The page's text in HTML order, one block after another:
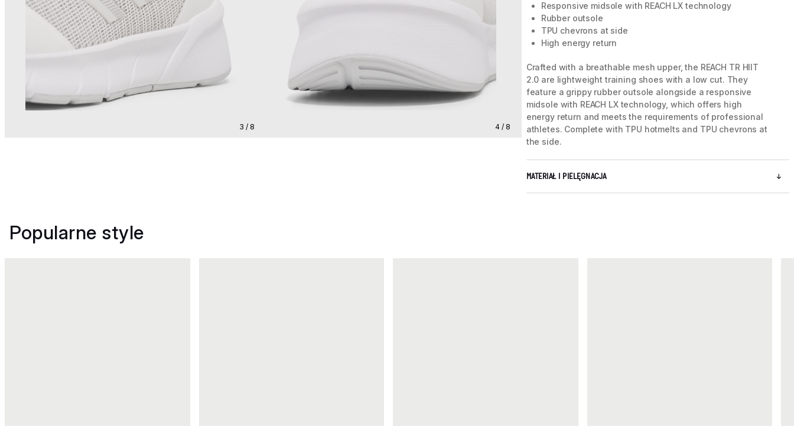
3 / 8 4 / 8 5 / 8
Responsive midsole with REACH LX technology
Rubber outsole
TPU chevrons at side
High energy return
Crafted with a breathable mesh upper, the REACH TR HIIT
2.0 are lightweight training shoes with a low cut. They
feature a grippy rubber outsole alongside a responsive
midsole with REACH LX technology, which offers high
energy return and meets the requirements of professional
athletes. Complete with TPU hotmelts and TPU chevrons at
the side.
MATERIAŁ I PIELĘGNACJA
Popularne style